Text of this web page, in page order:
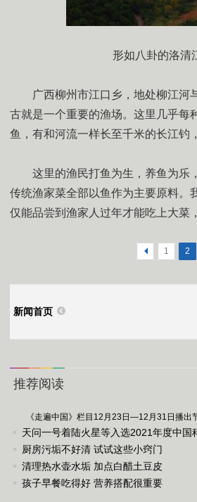
形如八卦的洛清
广西柳州市江口乡，地处柳江河
古就是一个重要的渔场。这里几乎每
鱼，有和河流一样长至千米的长江钓
这里的渔民打鱼为生，养鱼为乐
传统渔家菜全部以鱼作为主要原料。
仅能品尝到渔家人过年才能吃上大菜
< 1 2
新闻首页
推荐阅读
《走遍中国》栏目12月23日—12月31日播出
天问一号着陆火星等入选2021年度中国
进展
厨房污垢不好清 试试这些小窍门
清理热水壶水垢 加点白醋土豆皮
孩子早餐吃得好 营养搭配很重要